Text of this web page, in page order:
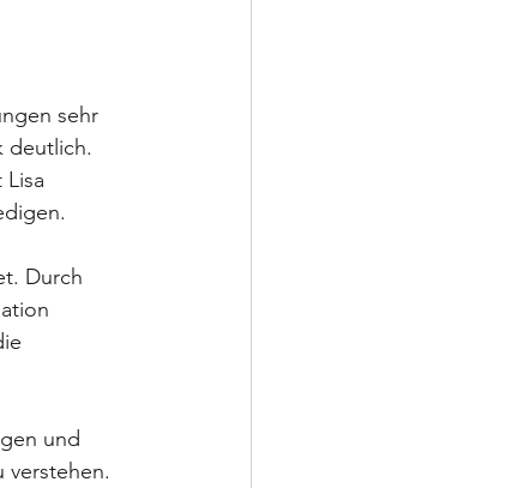
sehr
deutlich.
Durch
und
verstehen.